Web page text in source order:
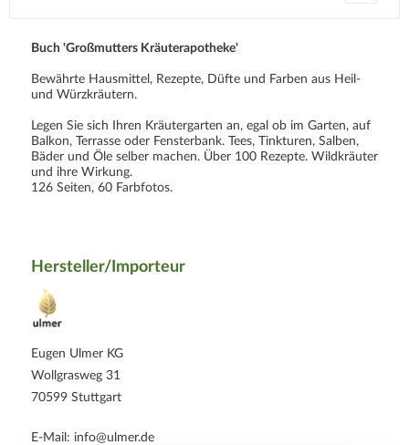
Buch 'Großmutters Kräuterapotheke'
Bewährte Hausmittel, Rezepte, Düfte und Farben aus Heil-
und Würzkräutern.
Legen Sie sich Ihren Kräutergarten an, egal ob im Garten, auf
Balkon, Terrasse oder Fensterbank. Tees, Tinkturen, Salben,
Bäder und Öle selber machen. Über 100 Rezepte. Wildkräuter
und ihre Wirkung.
126 Seiten, 60 Farbfotos.
Hersteller/Importeur
Eugen Ulmer KG
Wollgrasweg 31
70599 Stuttgart
E-Mail: info@ulmer.de